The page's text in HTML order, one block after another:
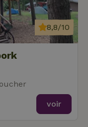
8,8/10
voir